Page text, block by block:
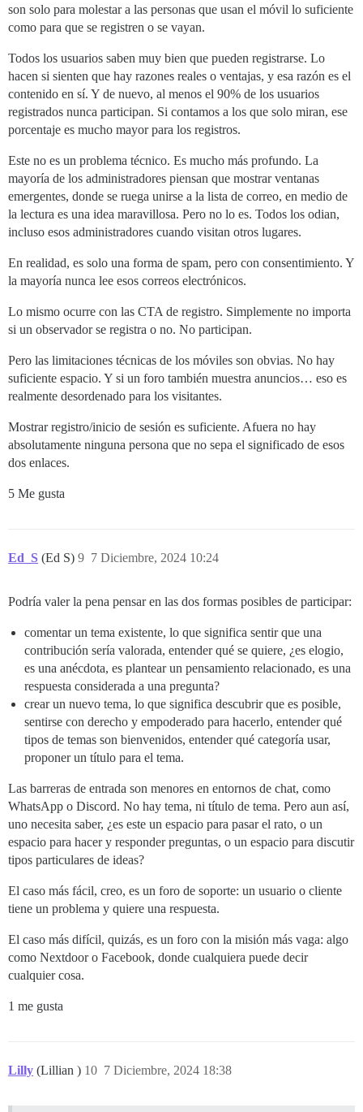
son solo para molestar a las personas que usan el móvil lo suficiente
como para que se registren o se vayan.
Todos los usuarios saben muy bien que pueden registrarse. Lo
hacen si sienten que hay razones reales o ventajas, y esa razón es el
contenido en sí. Y de nuevo, al menos el 90% de los usuarios
registrados nunca participan. Si contamos a los que solo miran, ese
porcentaje es mucho mayor para los registros.
Este no es un problema técnico. Es mucho más profundo. La
mayoría de los administradores piensan que mostrar ventanas
emergentes, donde se ruega unirse a la lista de correo, en medio de
la lectura es una idea maravillosa. Pero no lo es. Todos los odian,
incluso esos administradores cuando visitan otros lugares.
En realidad, es solo una forma de spam, pero con consentimiento. Y
la mayoría nunca lee esos correos electrónicos.
Lo mismo ocurre con las CTA de registro. Simplemente no importa
si un observador se registra o no. No participan.
Pero las limitaciones técnicas de los móviles son obvias. No hay
suficiente espacio. Y si un foro también muestra anuncios… eso es
realmente desordenado para los visitantes.
Mostrar registro/inicio de sesión es suficiente. Afuera no hay
absolutamente ninguna persona que no sepa el significado de esos
dos enlaces.
5 Me gusta
Ed_S (Ed S) 7 Diciembre, 2024 10:24
9
Podría valer la pena pensar en las dos formas posibles de participar:
comentar un tema existente, lo que significa sentir que una
contribución sería valorada, entender qué se quiere, ¿es elogio,
es una anécdota, es plantear un pensamiento relacionado, es una
respuesta considerada a una pregunta?
crear un nuevo tema, lo que significa descubrir que es posible,
sentirse con derecho y empoderado para hacerlo, entender qué
tipos de temas son bienvenidos, entender qué categoría usar,
proponer un título para el tema.
Las barreras de entrada son menores en entornos de chat, como
WhatsApp o Discord. No hay tema, ni título de tema. Pero aun así,
uno necesita saber, ¿es este un espacio para pasar el rato, o un
espacio para hacer y responder preguntas, o un espacio para discutir
tipos particulares de ideas?
El caso más fácil, creo, es un foro de soporte: un usuario o cliente
tiene un problema y quiere una respuesta.
El caso más difícil, quizás, es un foro con la misión más vaga: algo
como Nextdoor o Facebook, donde cualquiera puede decir
cualquier cosa.
1 me gusta
Lilly (Lillian ) 7 Diciembre, 2024 18:38
10